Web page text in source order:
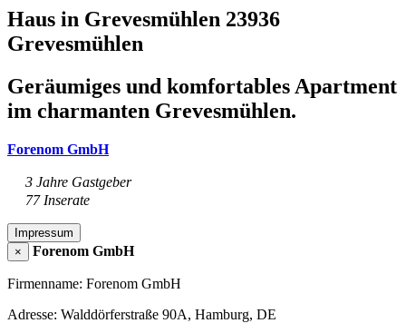
Haus in Grevesmühlen 23936
Grevesmühlen
Geräumiges und komfortables Apartment
im charmanten Grevesmühlen.
Forenom GmbH
3 Jahre Gastgeber
77 Inserate
Impressum
×
Forenom GmbH
Firmenname: Forenom GmbH
Adresse: Walddörferstraße 90A, Hamburg, DE